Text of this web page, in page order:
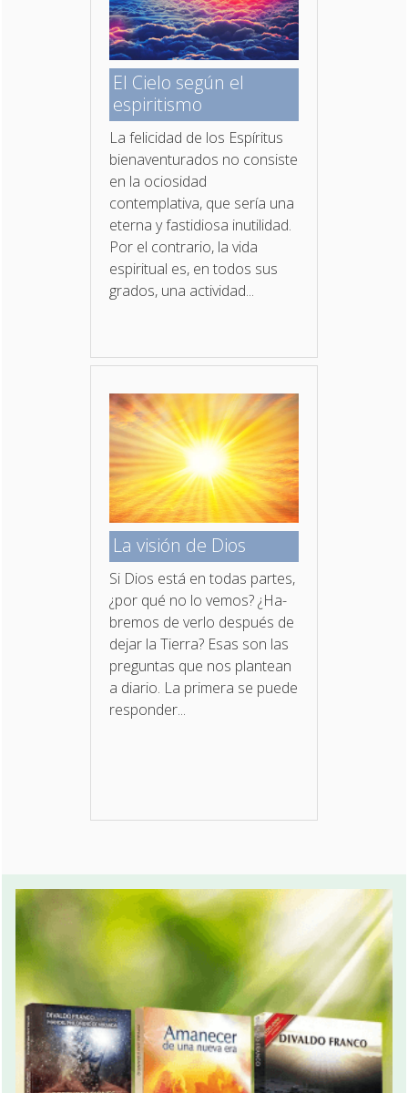
El Cielo según el
espiritismo
La felicidad de los Espíritus
bienaventurados no con­siste
en la ociosidad
contemplativa, que sería una
eterna y fastidiosa inutilidad.
Por el contrario, la vida
espiritual es, en todos sus
grados, una actividad...
La visión de Dios
Si Dios está en todas partes,
¿por qué no lo vemos? ¿Ha­
bremos de verlo después de
dejar la Tierra? Esas son las
preguntas que nos plantean
a diario. La primera se puede
responder...